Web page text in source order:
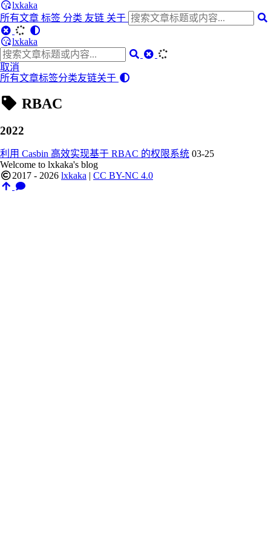
lxkaka
所有文章 标签 分类 友链 关于
lxkaka
取消
所有文章标签分类友链关于
RBAC
2022
利用 Casbin 高效实现基于 RBAC 的权限系统 03-25
Welcome to lxkaka's blog
2017 - 2026 lxkaka | CC BY-NC 4.0